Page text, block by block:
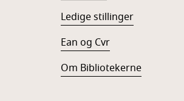
Ledige stillinger
Ean og Cvr
Om Bibliotekerne